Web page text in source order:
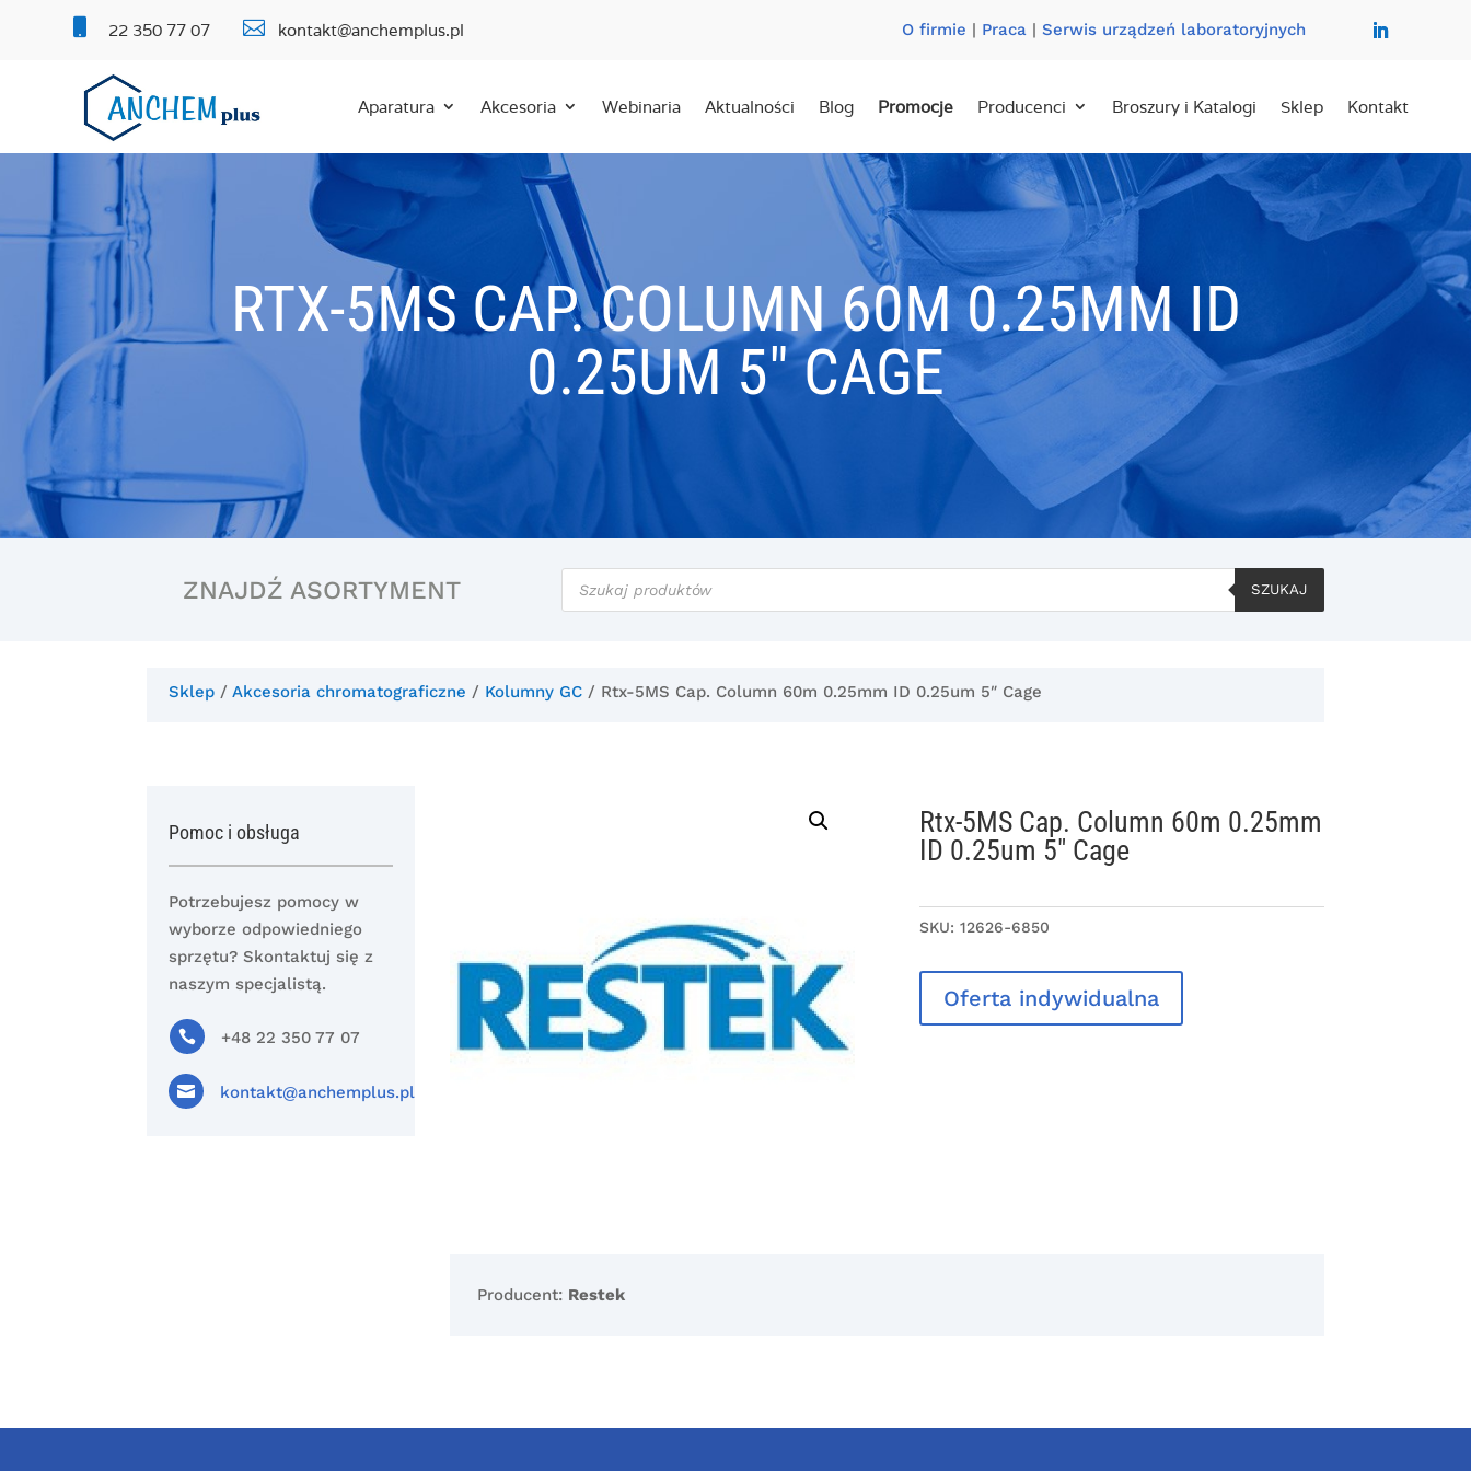
22 350 77 07  kontakt@anchemplus.pl O firmie | Praca| Serwis urządzeń laboratoryjnych
Aparatura Akcesoria Webinaria Aktualności Blog Promocje Producenci Broszury i Katalogi Sklep Kontakt
RTX-5MS CAP. COLUMN 60M 0.25MM ID
0.25UM 5″ CAGE
ZNAJDŹ ASORTYMENT
Wyszukiwarka
produktów
SZUKAJ
Sklep /Akcesoria chromatograficzne / Kolumny GC / Rtx-5MS Cap. Column 60m 0.25mm ID 0.25um 5″ Cage
Pomoc i obsługa
Potrzebujesz pomocy w
wyborze odpowiedniego
sprzętu? Skontaktuj się z
naszym specjalistą.
 +48 22 350 77 07
 kontakt@anchemplus.pl
Rtx-5MS Cap. Column 60m 0.25mm
ID 0.25um 5″ Cage
SKU:12626-6850
Oferta indywidualna
Producent: Restek